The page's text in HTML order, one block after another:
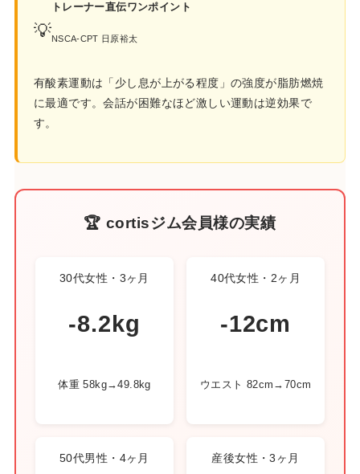
💡
トレーナー直伝ワンポイント
NSCA-CPT 日原裕太
有酸素運動は「少し息が上がる程度」の強度が脂肪燃焼
に最適です。会話が困難なほど激しい運動は逆効果で
す。
🏆 cortisジム会員様の実績
30代女性・3ヶ月
-8.2kg
体重 58kg→49.8kg
40代女性・2ヶ月
-12cm
ウエスト 82cm→70cm
50代男性・4ヶ月 産後女性・3ヶ月